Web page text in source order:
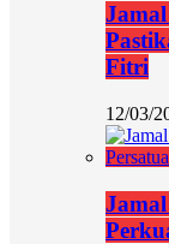
Fitri
12/03/